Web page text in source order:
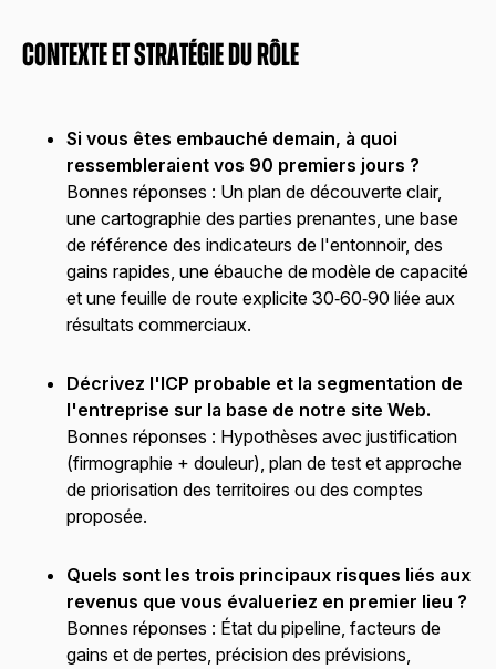
Contexte et stratégie du rôle
Si vous êtes embauché demain, à quoi
ressembleraient vos 90 premiers jours ?
Bonnes réponses : Un plan de découverte clair,
une cartographie des parties prenantes, une base
de référence des indicateurs de l'entonnoir, des
gains rapides, une ébauche de modèle de capacité
et une feuille de route explicite 30‑60‑90 liée aux
résultats commerciaux.
Décrivez l'ICP probable et la segmentation de
l'entreprise sur la base de notre site Web.
Bonnes réponses : Hypothèses avec justification
(firmographie + douleur), plan de test et approche
de priorisation des territoires ou des comptes
proposée.
Quels sont les trois principaux risques liés aux
revenus que vous évalueriez en premier lieu ?
Bonnes réponses : État du pipeline, facteurs de
gains et de pertes, précision des prévisions,